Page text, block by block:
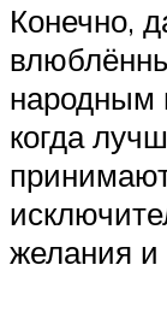
Конечно,
народным
когда
желания и